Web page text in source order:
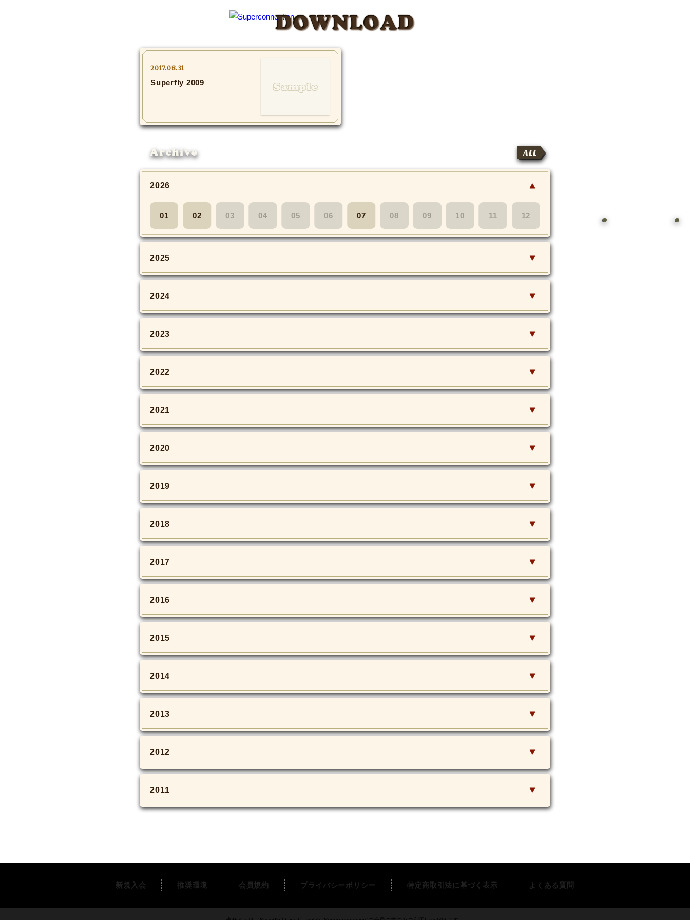
DOWNLOAD
2017.08.31
Superfly 2009
Archive ALL
2026
01 02 03 04 05 06 07 08 09 10 11 12
2025
2024
2023
2022
2021
2020
2019
2018
2017
2016
2015
2014
2013
2012
2011
新規入会 推奨環境 会員規約 プライバシーポリシー 特定商取引法に基づく表示 よくある質問